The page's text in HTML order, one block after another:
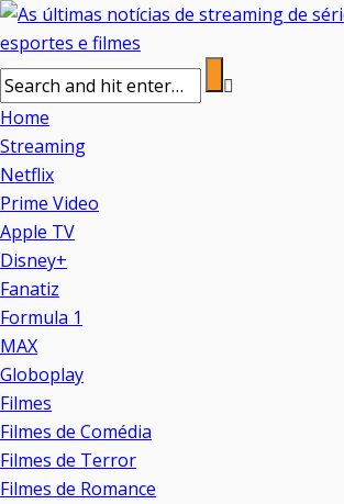
Home
Streaming
Netflix
Prime Video
Apple TV
Disney+
Fanatiz
Formula 1
MAX
Globoplay
Filmes
Filmes de Comédia
Filmes de Terror
Filmes de Romance